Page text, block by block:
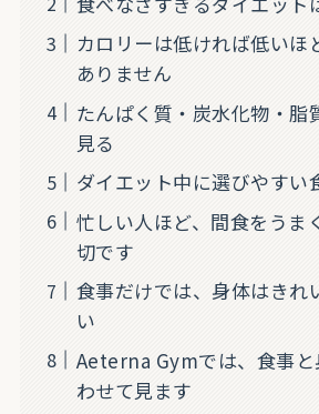
カロリーは低ければ低いほ
ありません
たんぱく質・炭水化物・脂
見る
ダイエット中に選びやすい
忙しい人ほど、間食をうま
切です
食事だけでは、身体はきれ
い
Aeterna Gymでは、食事と
わせて見ます